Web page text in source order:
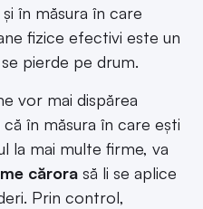
în măsura în care
fizice efectivi este un
pierde pe drum.
vor mai dispărea
în măsura în care ești
la mai multe firme, va
cărora să li se aplice
Prin control,